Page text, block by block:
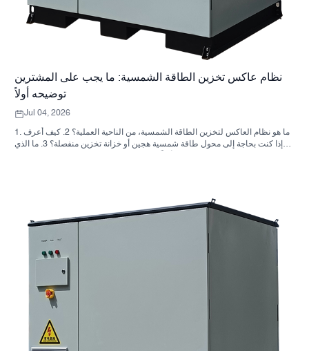
نظام عاكس تخزين الطاقة الشمسية: ما يجب على المشترين
توضيحه أولاً
Jul 04, 2026
1. ما هو نظام العاكس لتخزين الطاقة الشمسية، من الناحية العملية؟ 2. كيف أعرف
ما إذا كنت بحاجة إلى محول طاقة شمسية هجين أو خزانة تخزين منفصلة؟ 3. ما الذي